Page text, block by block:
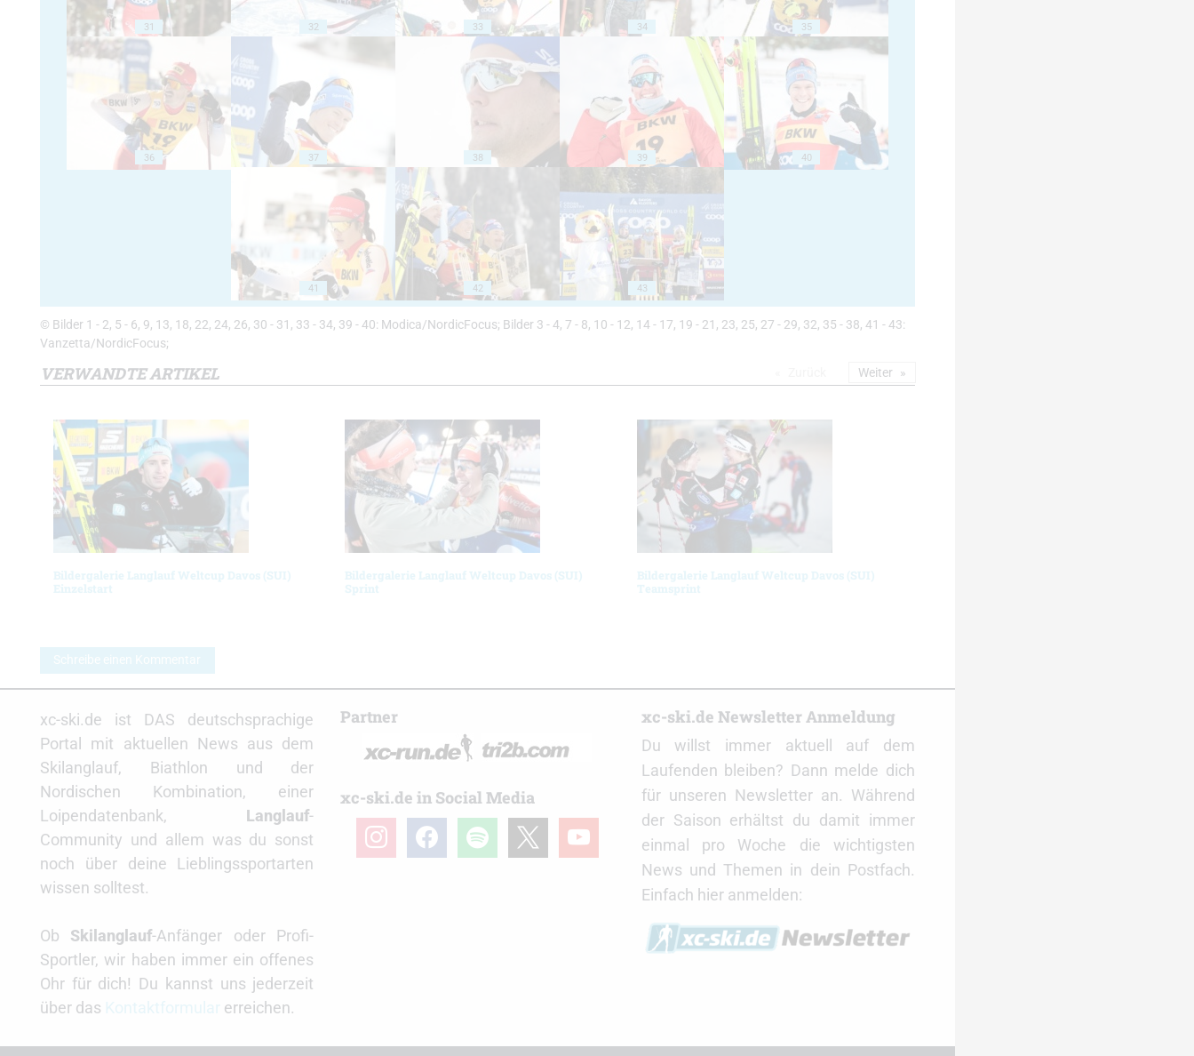
31 32 33 34 35
36 37 38 39 40
41 42 43
© Bilder 1 - 2, 5 - 6, 9, 13, 18, 22, 24, 26, 30 - 31, 33 - 34, 39 - 40: Modica/NordicFocus; Bilder 3 - 4, 7 - 8, 10 - 12, 14 - 17, 19 - 21, 23, 25, 27 - 29, 32, 35 - 38, 41 - 43:
Vanzetta/NordicFocus;
VERWANDTE ARTIKEL
Bildergalerie Langlauf Weltcup Davos (SUI)
Einzelstart
Bildergalerie Langlauf Weltcup Davos (SUI)
Sprint
Bildergalerie Langlauf Weltcup Davos (SUI)
Teamsprint
Weiter
Schreibe einen Kommentar
xc-ski.de ist DAS deutschsprachige
Portal mit aktuellen News aus dem
Skilanglauf, Biathlon und der
Nordischen Kombination, einer
Loipendatenbank, Langlauf-
Community und allem was du sonst
noch über deine Lieblingssportarten
wissen solltest.
Ob Skilanglauf-Anfänger oder Profi-
Sportler, wir haben immer ein offenes
Ohr für dich! Du kannst uns jederzeit
über das
erreichen.
Partner
xc-ski.de in Social Media
instagramfacebookspotify youtube
xc-ski.de Newsletter Anmeldung
Du willst immer aktuell auf dem
Laufenden bleiben? Dann melde dich
für unseren Newsletter an. Während
der Saison erhältst du damit immer
einmal pro Woche die wichtigsten
News und Themen in dein Postfach.
Einfach hier anmelden: